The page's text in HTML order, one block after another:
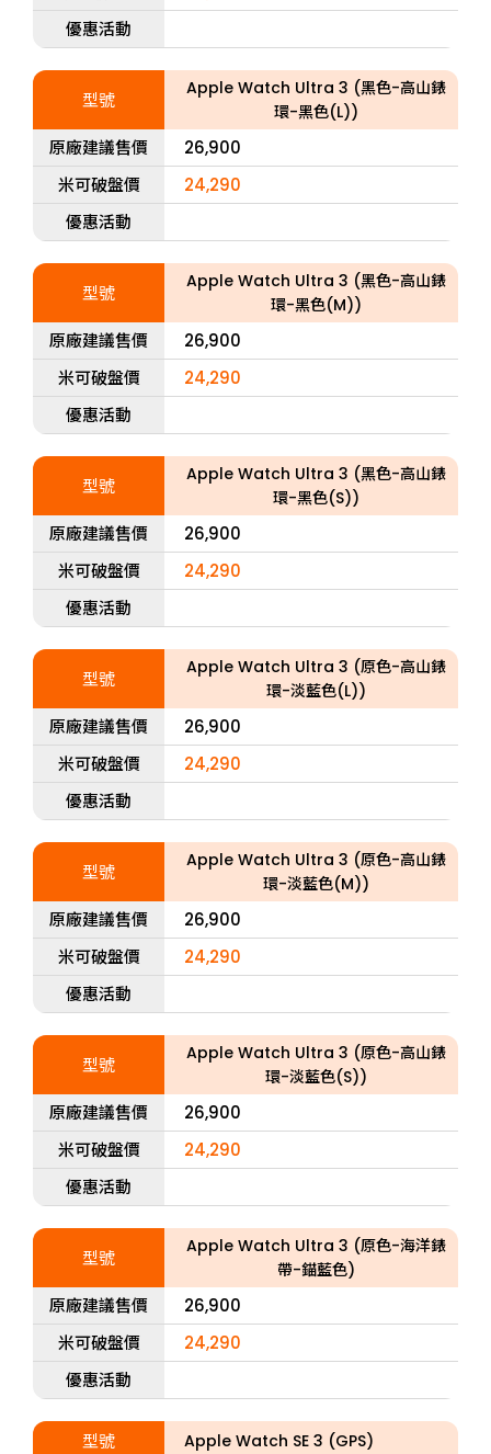
優惠活動
型號
Apple Watch Ultra 3 (黑色-高山錶
環-黑色(L))
原廠建議售價
26,900
米可破盤價
24,290
優惠活動
型號
Apple Watch Ultra 3 (黑色-高山錶
環-黑色(M))
原廠建議售價
26,900
米可破盤價
24,290
優惠活動
型號
Apple Watch Ultra 3 (黑色-高山錶
環-黑色(S))
原廠建議售價
26,900
米可破盤價
24,290
優惠活動
型號
Apple Watch Ultra 3 (原色-高山錶
環-淡藍色(L))
原廠建議售價
26,900
米可破盤價
24,290
優惠活動
型號
Apple Watch Ultra 3 (原色-高山錶
環-淡藍色(M))
原廠建議售價
26,900
米可破盤價
24,290
優惠活動
型號
Apple Watch Ultra 3 (原色-高山錶
環-淡藍色(S))
原廠建議售價
26,900
米可破盤價
24,290
優惠活動
型號
Apple Watch Ultra 3 (原色-海洋錶
帶-錨藍色)
原廠建議售價
26,900
米可破盤價
24,290
優惠活動
型號 Apple Watch SE 3 (GPS)